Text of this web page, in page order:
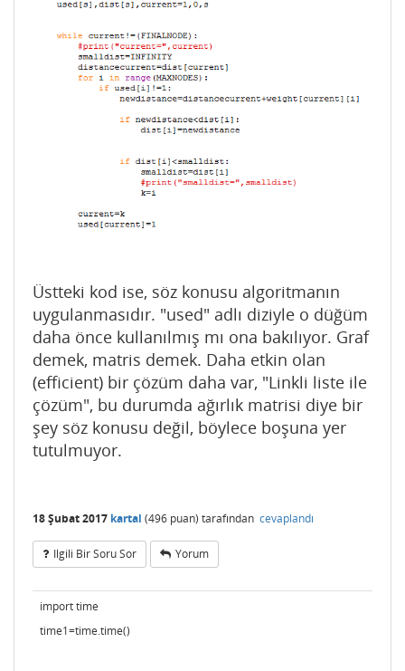
Üstteki kod ise, söz konusu algoritmanın
uygulanmasıdır. "used" adlı diziyle o düğüm
daha önce kullanılmış mı ona bakılıyor. Graf
demek, matris demek. Daha etkin olan
(efficient) bir çözüm daha var, "Linkli liste ile
çözüm", bu durumda ağırlık matrisi diye bir
şey söz konusu değil, böylece boşuna yer
tutulmuyor.
18 Şubat 2017 kartal (496 puan) tarafından cevaplandı
Ilgili Bir Soru Sor Yorum
import time
time1=time.time()